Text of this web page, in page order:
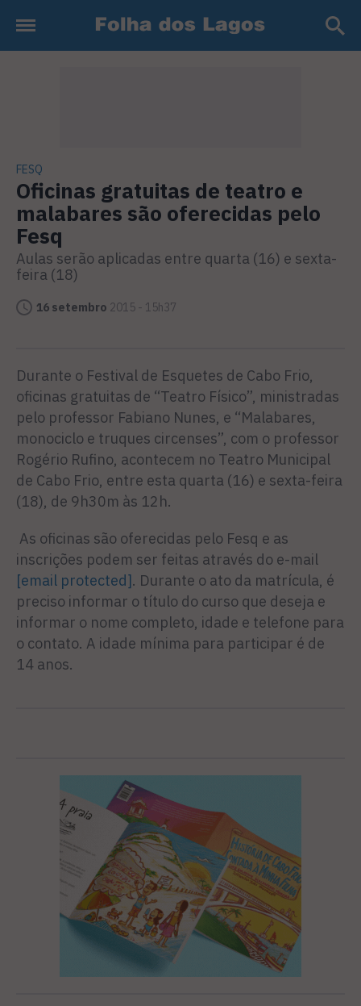
FESQ
Oficinas gratuitas de teatro e
malabares são oferecidas pelo
Fesq
Aulas serão aplicadas entre quarta (16) e sexta-
feira (18)
16 setembro 2015 - 15h37
Durante o Festival de Esquetes de Cabo Frio,
oficinas gratuitas de “Teatro Físico”, ministradas
pelo professor Fabiano Nunes, e “Malabares,
monociclo e truques circenses”, com o professor
Rogério Rufino, acontecem no Teatro Municipal
de Cabo Frio, entre esta quarta (16) e sexta-feira
(18), de 9h30m às 12h.
As oficinas são oferecidas pelo Fesq e as
inscrições podem ser feitas através do e-mail
[email protected]. Durante o ato da matrícula, é
preciso informar o título do curso que deseja e
informar o nome completo, idade e telefone para
o contato. A idade mínima para participar é de
14 anos.